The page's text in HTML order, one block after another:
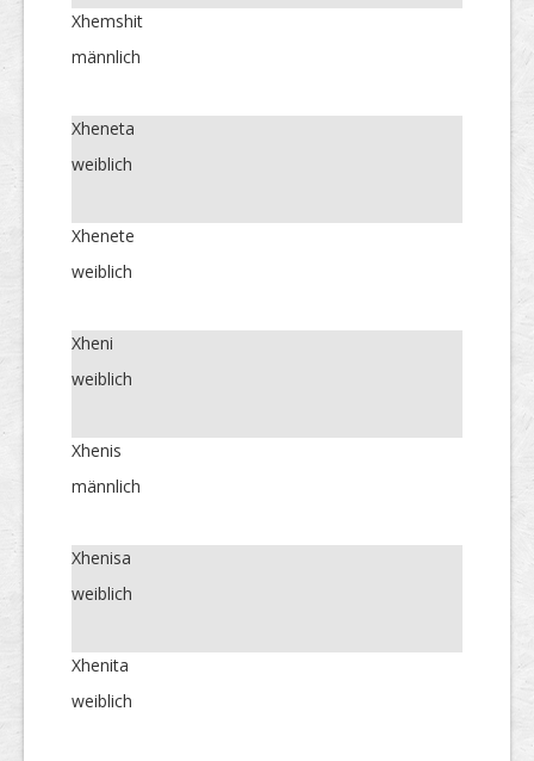
Xhemshit
männlich
Xheneta
weiblich
Xhenete
weiblich
Xheni
weiblich
Xhenis
männlich
Xhenisa
weiblich
Xhenita
weiblich